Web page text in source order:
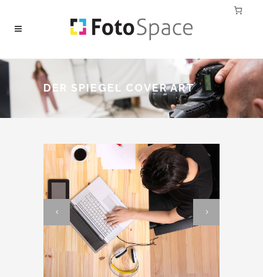
DER SPIEGEL COVER ART